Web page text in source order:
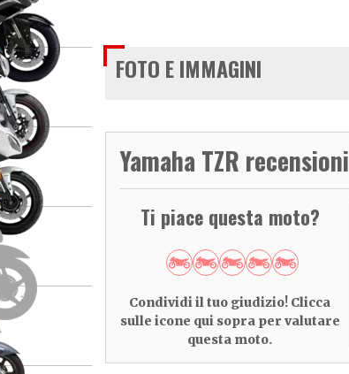
FOTO E IMMAGINI
Yamaha TZR recensioni
Ti piace questa moto?
Condividi il tuo giudizio! Clicca
sulle icone qui sopra per valutare
questa moto.